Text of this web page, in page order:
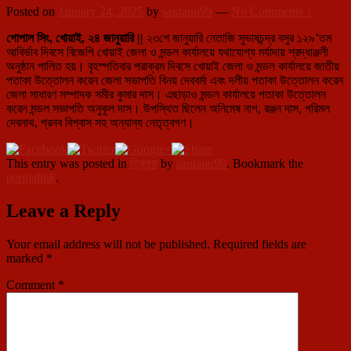
Posted on January 24, 2025 by santanu99 — No Comments ↓
গোপাল সিং, খোয়াই, ২৪ জানুয়ারি || ২৩শে জানুয়ারি নেতাজি সুভাষচন্দ্র বসুর ১২৯’তম
আবির্ভাব দিবসে বিজেপি খোয়াই জেলা ও মন্ডল কার্যালয়ে যথাযোগ্য মর্যাদায় শ্রদ্ধাঞ্জলী
অনুষ্ঠান পালিত হয়। বৃহস্পতিবার পরাক্রম দিবসে খোয়াই জেলা ও মন্ডল কার্যালয়ে জাতীয়
পতাকা উত্তোলন করেন জেলা সভাপতি বিনয় দেববর্মা এবং দলীয় পতাকা উত্তোলন করেন
জেলা সাধারণ সম্পাদক সমীর কুমার দাস। এছাড়াও মন্ডল কার্যালয়ে পতাকা উত্তোলন
করেন মন্ডল সভাপতি অনুকূল দাস। উপস্থিত ছিলেন অনিমেষ নাগ, রঞ্জন দাস, পরিমল
দেবনাথ, প্রনব বিশ্বাস সহ অন্যান্য নেতৃত্বগণ।
This entry was posted in ত্রিপুরা by santanu99. Bookmark the
permalink.
Leave a Reply
Your email address will not be published. Required fields are
marked *
Comment *